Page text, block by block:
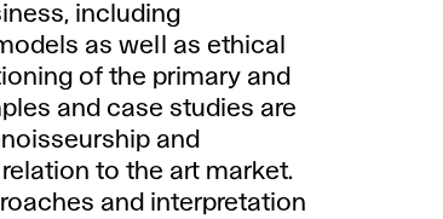
including
as well as ethical
of the primary and
and case studies are
and
to the art market.
and interpretation